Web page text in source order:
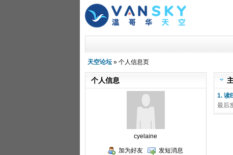
天空论坛 » 个人信息页
1. 读
最后
个人信息
cyelaine
加为好友
发短消息